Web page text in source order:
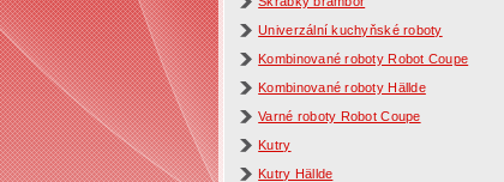
Univerzální kuchyňské roboty
Kombinované roboty Robot Coupe
Kombinované roboty Hällde
Varné roboty Robot Coupe
Kutry
Kutry Hällde